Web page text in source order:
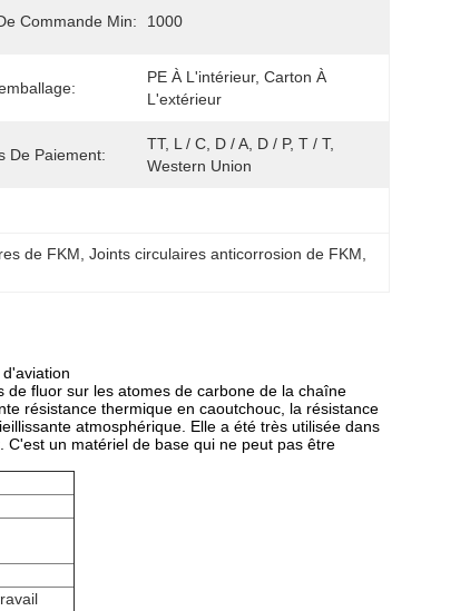
Commande Min: 1000
PE À L'intérieur, Carton À
L'extérieur
De Paiement:
TT, L / C, D / A, D / P, T / T,
Western Union
de FKM , Joints circulaires anticorrosion de FKM
fluor sur les atomes de carbone de la chaîne
résistance thermique en caoutchouc, la résistance
atmosphérique. Elle a été très utilisée dans
un matériel de base qui ne peut pas être